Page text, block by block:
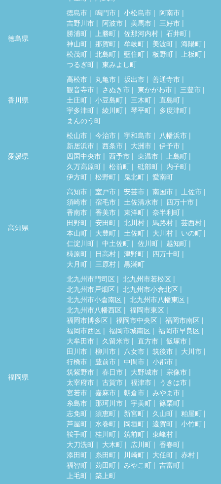
徳島県
徳島市 鳴門市 小松島市
阿南市
吉野川市
阿波市 美馬市
三好市
勝浦町
上勝町 佐那河内村
石井町
神山町
那賀町 牟岐町 美波町
海陽町
松茂町
北島町 藍住町 板野町
上板町
つるぎ町
東みよし町
香川県
高松市 丸亀市 坂出市
善通寺市
観音寺市
さぬき市 東かがわ市
三豊市
土庄町
小豆島町 三木町
直島町
宇多津町
綾川町 琴平町
多度津町
まんのう町
愛媛県
松山市 今治市 宇和島市
八幡浜市
新居浜市
西条市 大洲市
伊予市
四国中央市
西予市 東温市
上島町
久万高原町
松前町 砥部町
内子町
伊方町
松野町 鬼北町 愛南町
高知県
高知市 室戸市 安芸市 南国市
土佐市
須崎市
宿毛市 土佐清水市
四万十市
香南市
香美市 東洋町
奈半利町
田野町
安田町 北川村 馬路村
芸西村
本山町
大豊町 土佐町 大川村
いの町
仁淀川町
中土佐町 佐川町
越知町
梼原町
日高村 津野町
四万十町
大月町
三原村 黒潮町
福岡県
北九州市門司区
北九州市若松区
北九州市戸畑区
北九州市小倉北区
北九州市小倉南区
北九州市八幡東区
北九州市八幡西区
福岡市東区
福岡市博多区
福岡市中央区
福岡市南区
福岡市西区
福岡市城南区
福岡市早良区
大牟田市
久留米市 直方市
飯塚市
田川市
柳川市 八女市 筑後市
大川市
行橋市
豊前市 中間市
小郡市
筑紫野市
春日市 大野城市
宗像市
太宰府市
古賀市 福津市
うきは市
宮若市
嘉麻市 朝倉市
みやま市
糸島市
那珂川市 宇美町
篠栗町
志免町
須恵町 新宮町 久山町
粕屋町
芦屋町
水巻町 岡垣町 遠賀町
小竹町
鞍手町
桂川町 筑前町
東峰村
大刀洗町
大木町 広川町
香春町
添田町
糸田町 川崎町 大任町
赤村
福智町
苅田町 みやこ町
吉富町
上毛町
築上町